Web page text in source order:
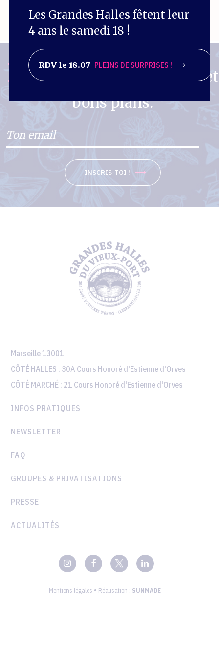
La Gazette.Agenda et
bons plans.
INSCRIS-TOI !
Marseille 13001
CÔTÉ HALLES : 30A Cours Honoré d'Estienne d'Orves
CÔTÉ MARCHÉ : 21 Cours Honoré d'Estienne d'Orves
INFOS PRATIQUES
NEWSLETTER
FAQ
GROUPES & PRIVATISATIONS
PRESSE
ACTUALITÉS
Mentions légales • Réalisation : SUNMADE
Les Grandes Halles fêtent leur
4 ans le samedi 18 !
RDV le 18.07 PLEINS DE SURPRISES !